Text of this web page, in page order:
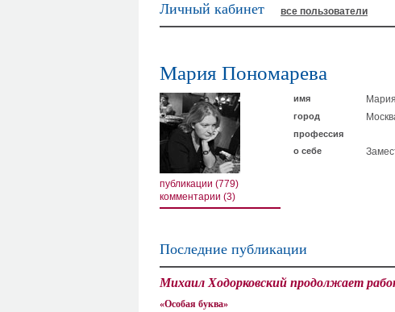
Личный кабинет все пользователи
Мария Пономарева
публикации (779)
комментарии (3)
имя
город
профессия
о себе
Последние публикации
Михаил Ходорковский продолжает
«Особая буква»